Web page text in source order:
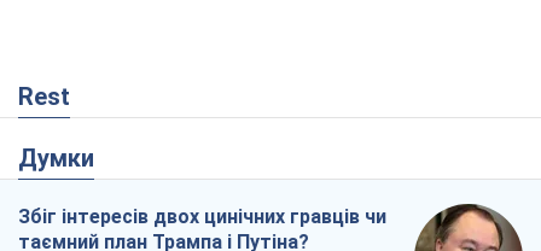
Rest
Думки
Збіг інтересів двох цинічних гравців чи
таємний план Трампа і Путіна?